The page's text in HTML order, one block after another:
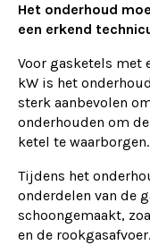
Het onderhoud
een erkend
Voor gasketels met
kW is het
sterk aanbevolen
onderhouden om
ketel te waarborgen.
Tijdens het
onderdelen van de
schoongemaakt,
en de